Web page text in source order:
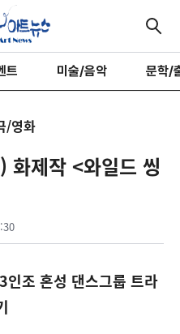
트 미술/음악 문학/
/영화
화제작 <와일드 씽
조 혼성 댄스그룹 트라